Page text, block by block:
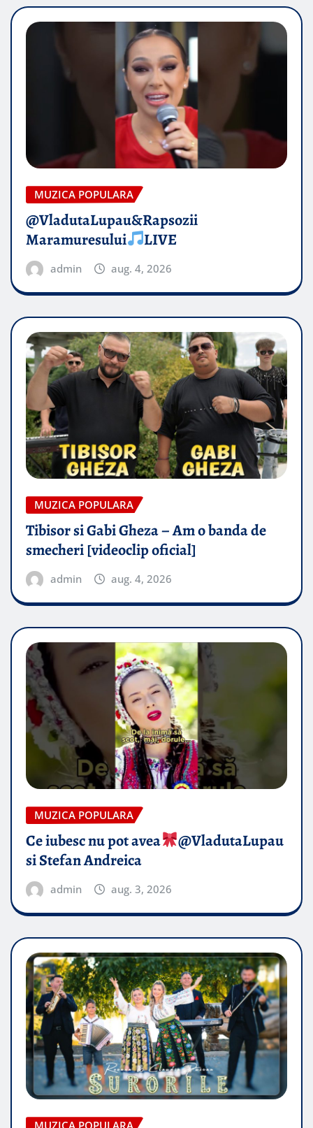
MUZICA POPULARA
@VladutaLupau&Rapsozii
Maramuresului
LIVE
admin aug. 4, 2026
MUZICA POPULARA
Tibisor si Gabi Gheza – Am o banda de
smecheri [videoclip oficial]
admin aug. 4, 2026
MUZICA POPULARA
Ce iubesc nu pot avea
​@VladutaLupau
si Stefan Andreica
admin aug. 3, 2026